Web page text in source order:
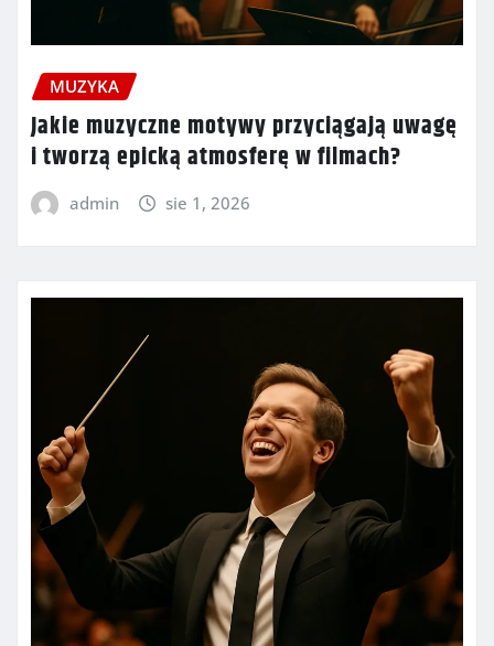
MUZYKA
Jakie muzyczne motywy przyciągają uwagę
i tworzą epicką atmosferę w filmach?
admin sie 1, 2026